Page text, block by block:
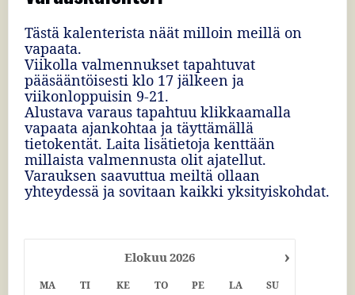
Tästä kalenterista näät milloin meillä on
vapaata.
Viikolla valmennukset tapahtuvat
pääsääntöisesti klo 17 jälkeen ja
viikonloppuisin 9-21.
Alustava varaus tapahtuu klikkaamalla
vapaata ajankohtaa ja täyttämällä
tietokentät. Laita lisätietoja kenttään
millaista valmennusta olit ajatellut.
Varauksen saavuttua meiltä ollaan
yhteydessä ja sovitaan kaikki yksityiskohdat.
›
Elokuu2026
MA TI KE TO PE LA
SU